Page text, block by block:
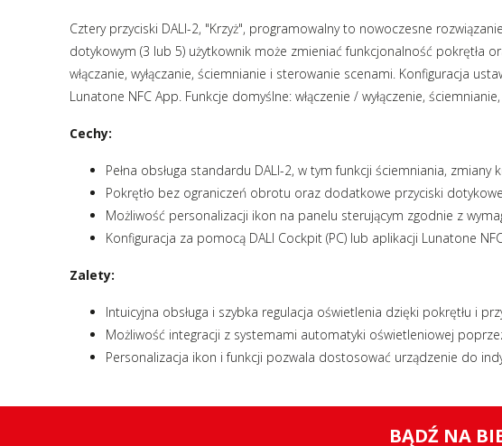
Stopień
Cztery przyciski DALI-2, "Krzyż", programowalny to nowoczesne
dotykowym (3 lub 5) użytkownik może zmieniać funkcjonalność pokrętła
włączanie, wyłączanie, ściemnianie i sterowanie scenami. Konfiguracja
Lunatone NFC App. Funkcje domyślne: włączenie / wyłączenie,
Cechy:
Pełna obsługa standardu DALI-2, w tym funkcji ściemniania,
Pokrętło bez ograniczeń obrotu oraz dodatkowe przyciski
Możliwość personalizacji ikon na panelu sterującym zgodnie z
Konfiguracja za pomocą DALI Cockpit (PC) lub aplikacji Lunatone
Zalety:
Intuicyjna obsługa i szybka regulacja oświetlenia dzięki pokrętłu i
Możliwość integracji z systemami automatyki oświetleniowej
Personalizacja ikon i funkcji pozwala dostosować urządzenie do
BĄDŹ NA